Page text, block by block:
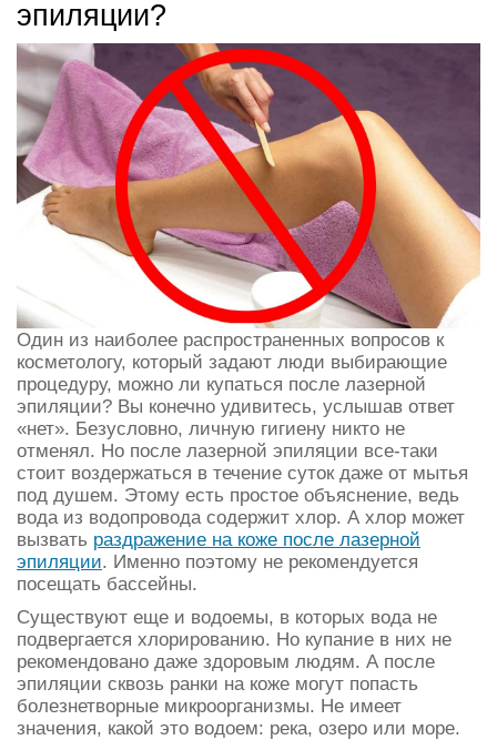
эпиляции?
Один из наиболее распространенных вопросов к
косметологу, который задают люди выбирающие
процедуру, можно ли купаться после лазерной
эпиляции? Вы конечно удивитесь, услышав ответ
«нет». Безусловно, личную гигиену никто не
отменял. Но после лазерной эпиляции все-таки
стоит воздержаться в течение суток даже от мытья
под душем. Этому есть простое объяснение, ведь
вода из водопровода содержит хлор. А хлор может
вызвать раздражение на коже после лазерной
эпиляции. Именно поэтому не рекомендуется
посещать бассейны.
Существуют еще и водоемы, в которых вода не
подвергается хлорированию. Но купание в них не
рекомендовано даже здоровым людям. А после
эпиляции сквозь ранки на коже могут попасть
болезнетворные микроорганизмы. Не имеет
значения, какой это водоем: река, озеро или море.